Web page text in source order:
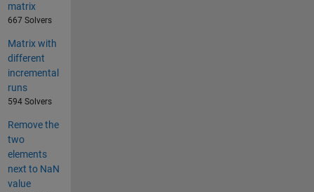
matrix
667 Solvers
Matrix with
different
incremental
runs
594 Solvers
Remove the
two
elements
next to NaN
value